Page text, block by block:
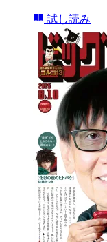
試し読み